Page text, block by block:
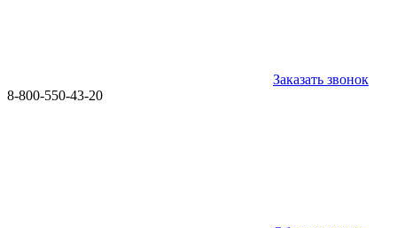
Заказать звонок
8-800-550-43-20